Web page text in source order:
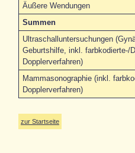
Äußere Wendungen
Summen
Ultraschalluntersuchungen
Geburtshilfe, inkl. farbkodierte-/
Dopplerverfahren)
Mammasonographie (inkl.
Dopplerverfahren)
zur Startseite